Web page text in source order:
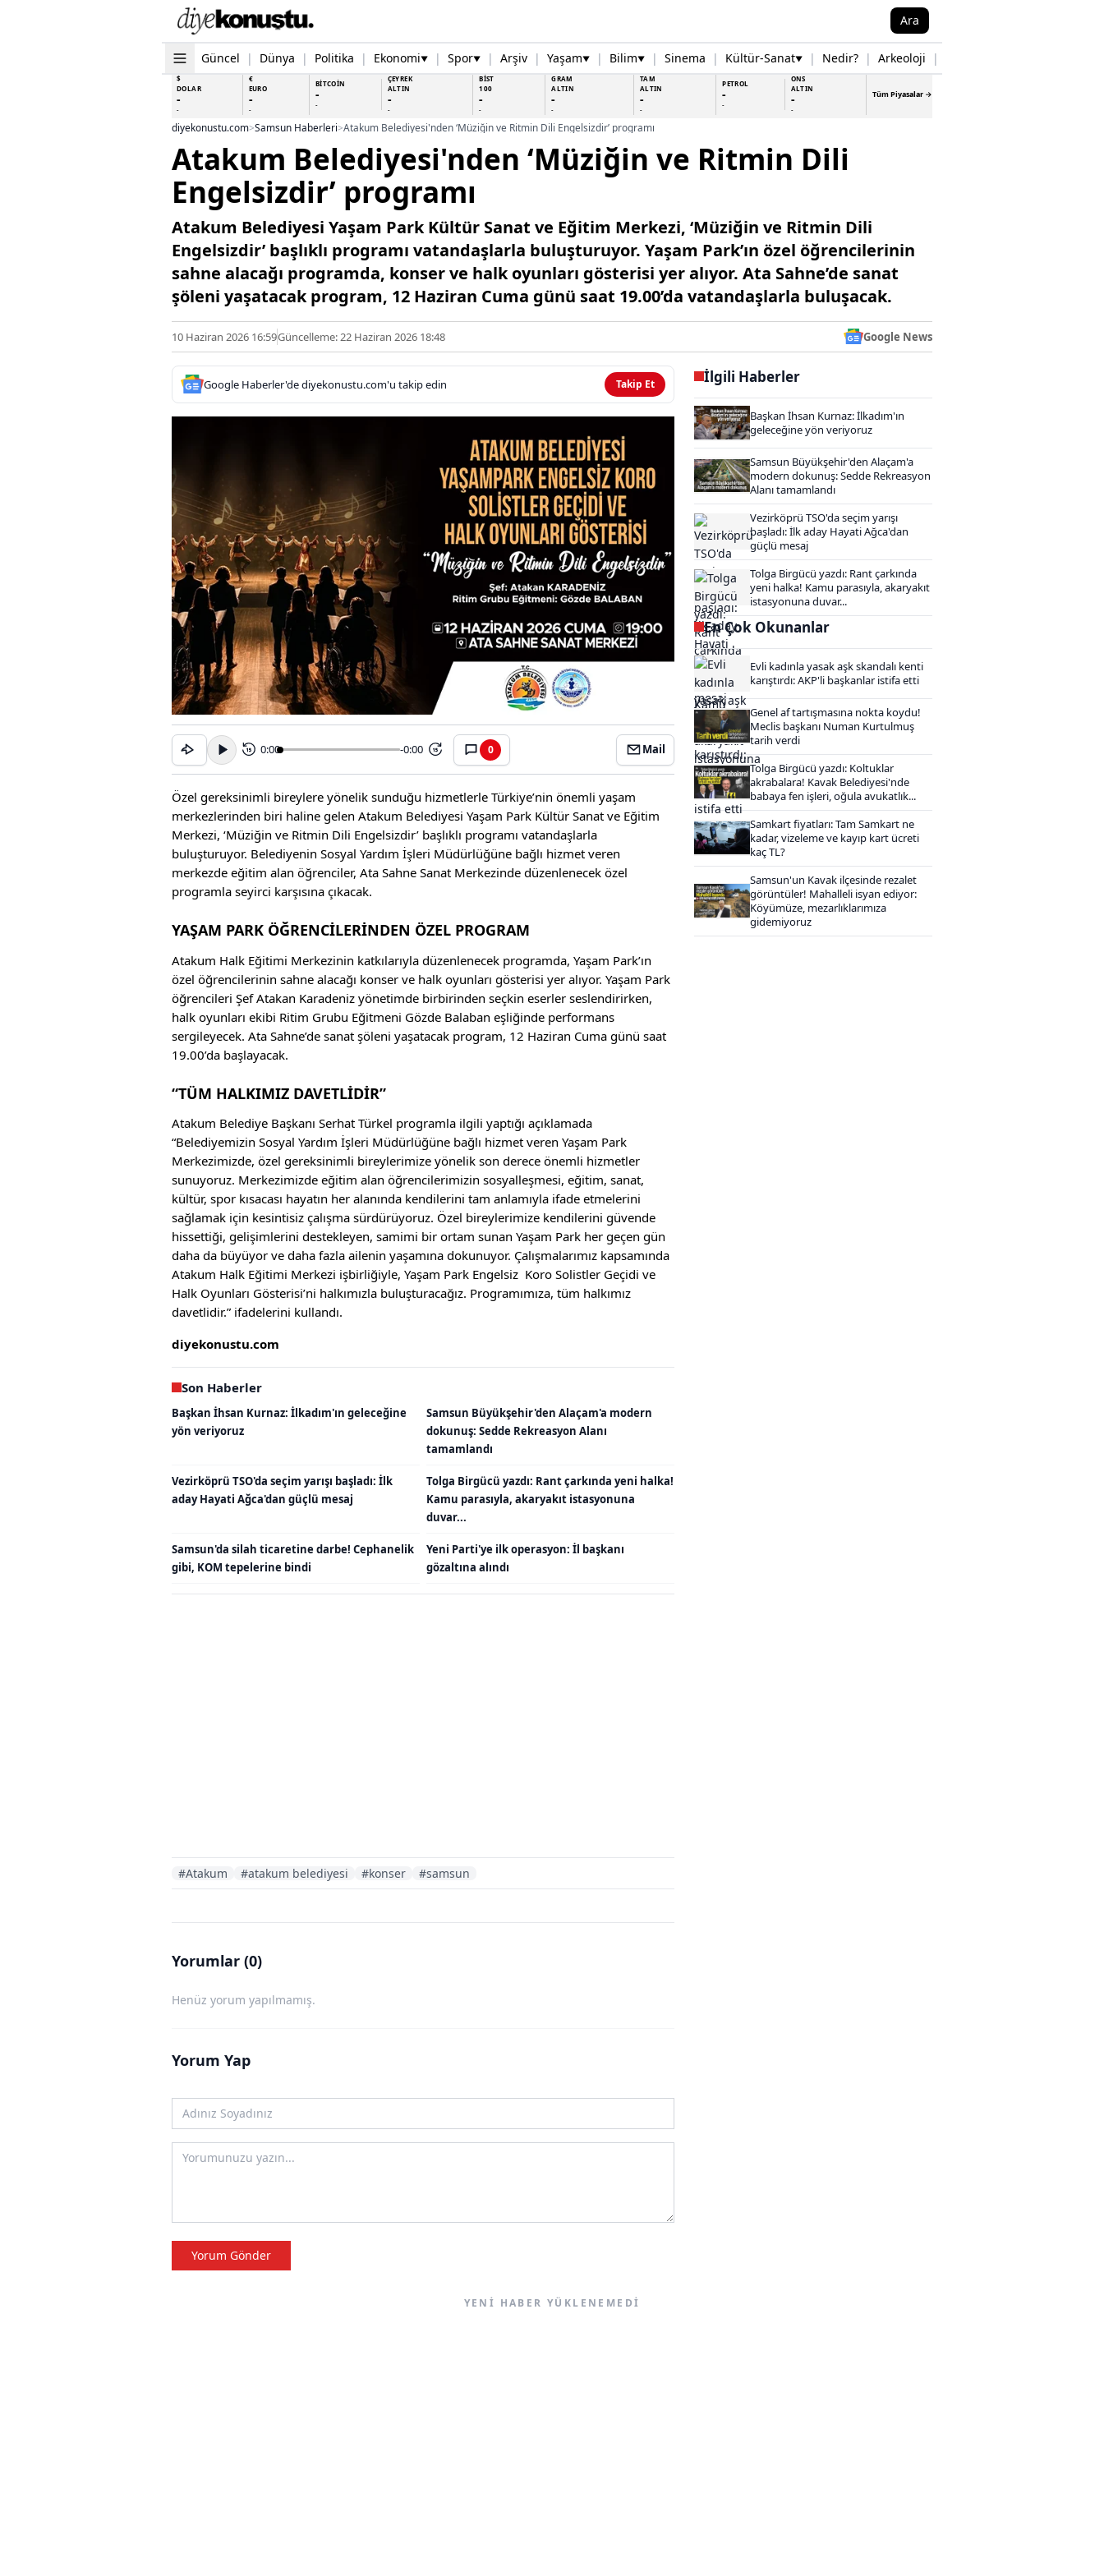
Ara
Güncel | Dünya | Politika | Ekonomi▼ | Spor▼ | Arşiv | Yaşam▼ | Bilim▼ | Sinema | Kültür-Sanat▼ | Nedir? | Arkeoloji |
$
DOLAR
-
-
€
EURO
-
-
BİTCOİN
-
-
ÇEYREK
ALTIN
-
-
BİST
100
-
-
GRAM
ALTIN
-
-
TAM
ALTIN
-
-
PETROL
-
-
ONS
ALTIN
-
-
Tüm Piyasalar →
diyekonustu.com>Samsun Haberleri>Atakum Belediyesi'nden ‘Müziğin ve Ritmin Dili Engelsizdir’ programı
Atakum Belediyesi'nden ‘Müziğin ve Ritmin Dili
Engelsizdir’ programı
Atakum Belediyesi Yaşam Park Kültür Sanat ve Eğitim Merkezi, ‘Müziğin ve Ritmin Dili
Engelsizdir’ başlıklı programı vatandaşlarla buluşturuyor. Yaşam Park’ın özel öğrencilerinin
sahne alacağı programda, konser ve halk oyunları gösterisi yer alıyor. Ata Sahne’de sanat
şöleni yaşatacak program, 12 Haziran Cuma günü saat 19.00’da vatandaşlarla buluşacak.
10 Haziran 2026 16:59Güncelleme: 22 Haziran 2026 18:48 Google News
Google Haberler'de diyekonustu.com'u takip edin Takip Et
15 0:00 -0:00 15 0 Mail
Özel gereksinimli bireylere yönelik sunduğu hizmetlerle Türkiye’nin önemli yaşam
merkezlerinden biri haline gelen Atakum Belediyesi Yaşam Park Kültür Sanat ve Eğitim
Merkezi, ‘Müziğin ve Ritmin Dili Engelsizdir’ başlıklı programı vatandaşlarla
buluşturuyor. Belediyenin Sosyal Yardım İşleri Müdürlüğüne bağlı hizmet veren
merkezde eğitim alan öğrenciler, Ata Sahne Sanat Merkezinde düzenlenecek özel
programla seyirci karşısına çıkacak.
YAŞAM PARK ÖĞRENCİLERİNDEN ÖZEL PROGRAM
Atakum Halk Eğitimi Merkezinin katkılarıyla düzenlenecek programda, Yaşam Park’ın
özel öğrencilerinin sahne alacağı konser ve halk oyunları gösterisi yer alıyor. Yaşam Park
öğrencileri Şef Atakan Karadeniz yönetimde birbirinden seçkin eserler seslendirirken,
halk oyunları ekibi Ritim Grubu Eğitmeni Gözde Balaban eşliğinde performans
sergileyecek. Ata Sahne’de sanat şöleni yaşatacak program, 12 Haziran Cuma günü saat
19.00’da başlayacak.
“TÜM HALKIMIZ DAVETLİDİR”
Atakum Belediye Başkanı Serhat Türkel programla ilgili yaptığı açıklamada
“Belediyemizin Sosyal Yardım İşleri Müdürlüğüne bağlı hizmet veren Yaşam Park
Merkezimizde, özel gereksinimli bireylerimize yönelik son derece önemli hizmetler
sunuyoruz. Merkezimizde eğitim alan öğrencilerimizin sosyalleşmesi, eğitim, sanat,
kültür, spor kısacası hayatın her alanında kendilerini tam anlamıyla ifade etmelerini
sağlamak için kesintisiz çalışma sürdürüyoruz. Özel bireylerimize kendilerini güvende
hissettiği, gelişimlerini destekleyen, samimi bir ortam sunan Yaşam Park her geçen gün
daha da büyüyor ve daha fazla ailenin yaşamına dokunuyor. Çalışmalarımız kapsamında
Atakum Halk Eğitimi Merkezi işbirliğiyle, Yaşam Park Engelsiz Koro Solistler Geçidi ve
Halk Oyunları Gösterisi’ni halkımızla buluşturacağız. Programımıza, tüm halkımız
davetlidir.” ifadelerini kullandı.
diyekonustu.com
Son Haberler
Başkan İhsan Kurnaz: İlkadım'ın geleceğine
yön veriyoruz
Samsun Büyükşehir'den Alaçam'a modern
dokunuş: Sedde Rekreasyon Alanı
tamamlandı
Vezirköprü TSO'da seçim yarışı başladı: İlk
aday Hayati Ağca'dan güçlü mesaj
Tolga Birgücü yazdı: Rant çarkında yeni halka!
Kamu parasıyla, akaryakıt istasyonuna
duvar...
Samsun'da silah ticaretine darbe! Cephanelik
gibi, KOM tepelerine bindi
Yeni Parti'ye ilk operasyon: İl başkanı
gözaltına alındı
#Atakum #atakum belediyesi #konser #samsun
Yorumlar (0)
Henüz yorum yapılmamış.
Yorum Yap
Yorum Gönder
İlgili Haberler
Başkan İhsan Kurnaz: İlkadım'ın
geleceğine yön veriyoruz
Samsun Büyükşehir'den Alaçam'a
modern dokunuş: Sedde Rekreasyon
Alanı tamamlandı
Vezirköprü TSO'da seçim yarışı
başladı: İlk aday Hayati Ağca'dan
güçlü mesaj
Tolga Birgücü yazdı: Rant çarkında
yeni halka! Kamu parasıyla, akaryakıt
istasyonuna duvar...
En Çok Okunanlar
Evli kadınla yasak aşk skandalı kenti
karıştırdı: AKP'li başkanlar istifa etti
Genel af tartışmasına nokta koydu!
Meclis başkanı Numan Kurtulmuş
tarih verdi
Tolga Birgücü yazdı: Koltuklar
akrabalara! Kavak Belediyesi'nde
babaya fen işleri, oğula avukatlık...
Samkart fiyatları: Tam Samkart ne
kadar, vizeleme ve kayıp kart ücreti
kaç TL?
Samsun'un Kavak ilçesinde rezalet
görüntüler! Mahalleli isyan ediyor:
Köyümüze, mezarlıklarımıza
gidemiyoruz
YENI HABER YÜKLENEMEDI